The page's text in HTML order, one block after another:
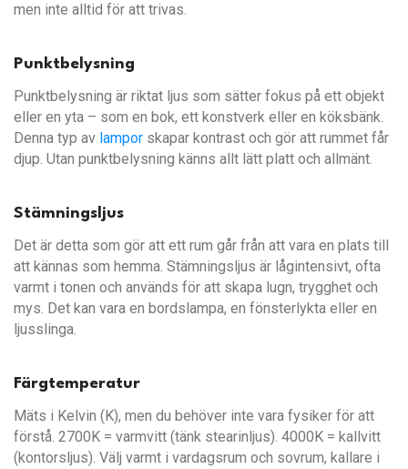
men inte alltid för att trivas.
Punktbelysning
Punktbelysning är riktat ljus som sätter fokus på ett objekt
eller en yta – som en bok, ett konstverk eller en köksbänk.
Denna typ av lampor skapar kontrast och gör att rummet får
djup. Utan punktbelysning känns allt lätt platt och allmänt.
Stämningsljus
Det är detta som gör att ett rum går från att vara en plats till
att kännas som hemma. Stämningsljus är lågintensivt, ofta
varmt i tonen och används för att skapa lugn, trygghet och
mys. Det kan vara en bordslampa, en fönsterlykta eller en
ljusslinga.
Färgtemperatur
Mäts i Kelvin (K), men du behöver inte vara fysiker för att
förstå. 2700K = varmvitt (tänk stearinljus). 4000K = kallvitt
(kontorsljus). Välj varmt i vardagsrum och sovrum, kallare i